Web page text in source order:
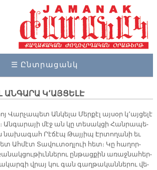
☰ Ընտրացանկ
ԱՆԳԱՐԱ Կ՚ԱՅՑԵԼԷ
Վար­չա­պետ Ան­կե­լա Մեր­քէլ այ­սօր կ՚այ­ցե­լէ
Ան­գա­րա­յի մէջ ան կը տե­սակ­ցի Հան­րա­պե­
նա­խա­գահ Րէ­ճէպ Թայ­յիպ Էր­տո­ղա­նի եւ
Ահ­մէտ Տա­վու­տօղ­լուի հետ։ Կը հա­ղոր­
ըն­թաց­քին ա­ռաջ­նա­հեր­
վրայ կու գան գաղ­թա­կան­նե­րու վե­